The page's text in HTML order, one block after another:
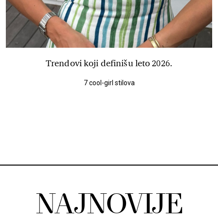
Trendovi koji definišu leto 2026.
7 cool-girl stilova
NAJNOVIJE